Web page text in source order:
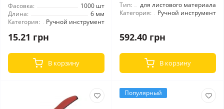
Фасовка:
1000 шт
Длина:
6 мм
Категория:
Ручной инструмент
15.21 грн
В корзину
Тип:
для листового материала
Категория:
Ручной инструмент
592.40 грн
В корзину
Популярный